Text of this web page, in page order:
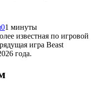
01 минуты
известная по игровой
игра Beast
года.